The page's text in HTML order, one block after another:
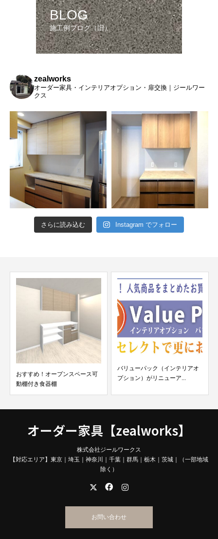
BLOG
施工例ブログ（旧）
zealworks
オーダー家具・インテリアオプション・扉交換｜ジールワー
クス
さらに読み込む Instagram でフォロー
おすすめ！オープンスペース可
動棚付き食器棚
バリューパック（インテリアオ
プション）がリニューア...
オーダー家具【zealworks】
株式会社ジールワークス
【対応エリア】東京｜埼玉｜神奈川｜千葉｜群馬｜栃木｜茨城｜（一部地域
除く）
お問い合わせ